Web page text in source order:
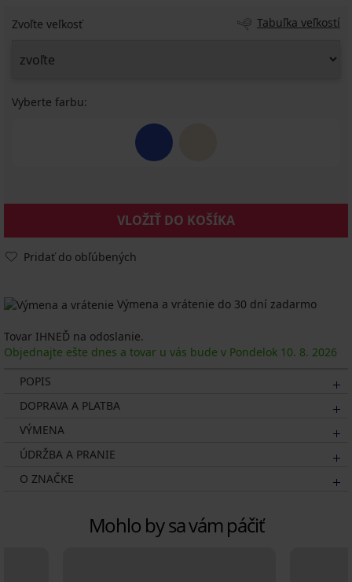
Zvoľte veľkosť Tabuľka veľkostí
Vyberte farbu:
VLOŽIŤ DO KOŠÍKA
Pridať do obľúbených
Výmena a vrátenie do 30 dní zadarmo
Tovar IHNEĎ na odoslanie.
Objednajte ešte dnes a tovar u vás bude v Pondelok 10. 8. 2026
POPIS
DOPRAVA A PLATBA
VÝMENA
ÚDRŽBA A PRANIE
O ZNAČKE
Mohlo by sa vám páčiť